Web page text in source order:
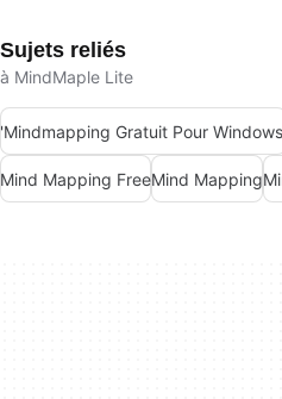
Sujets reliés
à MindMaple Lite
'Mindmapping Gratuit Pour
Mind Mapping FreeMind Mapping